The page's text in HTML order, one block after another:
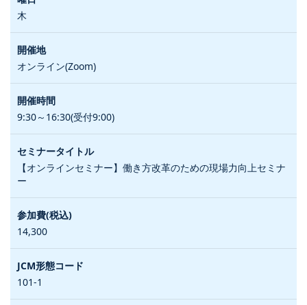
木
オンライン(Zoom)
9:30～16:30(受付9:00)
【オンラインセミナー】働き方改革のための現場力向上セミナ
ー
14,300
101-1